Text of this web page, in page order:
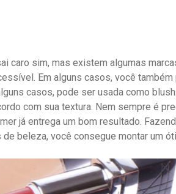
caro sim, mas existem algumas
Em alguns casos, você também
casos, pode ser usada como
com sua textura. Nem sempre é
já entrega um bom resultado.
beleza, você consegue montar um